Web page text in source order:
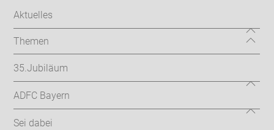
Aktuelles
Themen
35.Jubiläum
ADFC Bayern
Sei dabei